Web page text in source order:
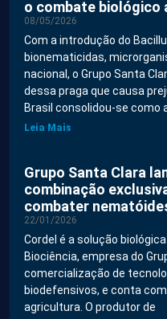
o combate biológico
08/05/2026
Com a introdução do
bionematicidas,
nacional, o Grupo Santa
dessa praga que causa
Brasil consolidou-se como
Leia Mais
Grupo Santa Clara
combinação
combater
22/01/2026
Cordel é a solução
Biociência, empresa do
comercialização de
biodefensivos, e conta
agricultura. O produtor de